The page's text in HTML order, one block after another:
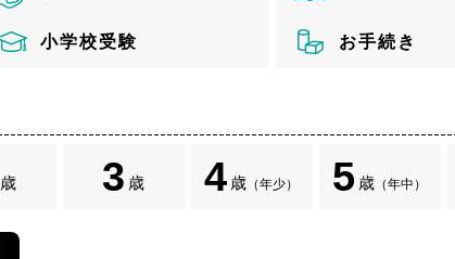
小学校受験 お手続き
歳 3 歳 4 歳 （年少） 5 歳 （年中）